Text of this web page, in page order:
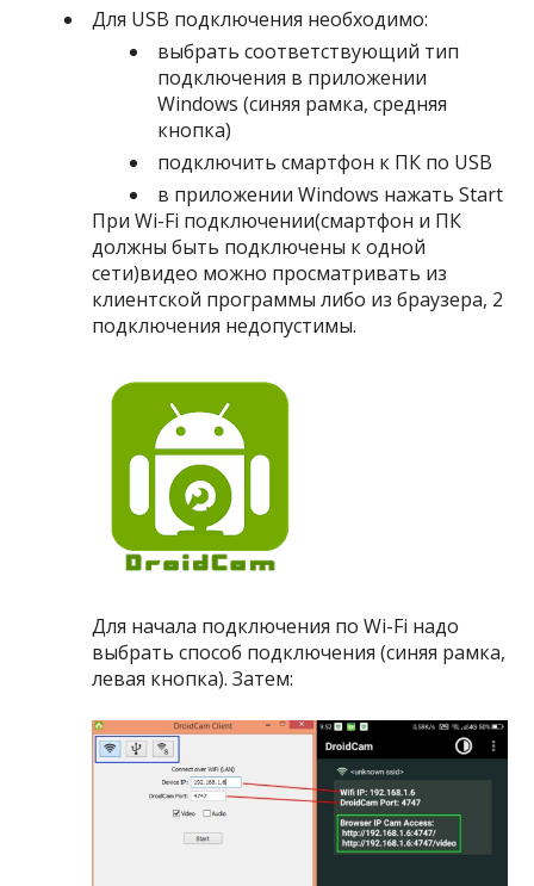
Для USB подключения необходимо:
выбрать соответствующий тип
подключения в приложении
Windows (синяя рамка, средняя
кнопка)
подключить смартфон к ПК по USB
в приложении Windows нажать Start
При Wi-Fi подключении(смартфон и ПК
должны быть подключены к одной
сети)видео можно просматривать из
клиентской программы либо из браузера, 2
подключения недопустимы.
Для начала подключения по Wi-Fi надо
выбрать способ подключения (синяя рамка,
левая кнопка). Затем: